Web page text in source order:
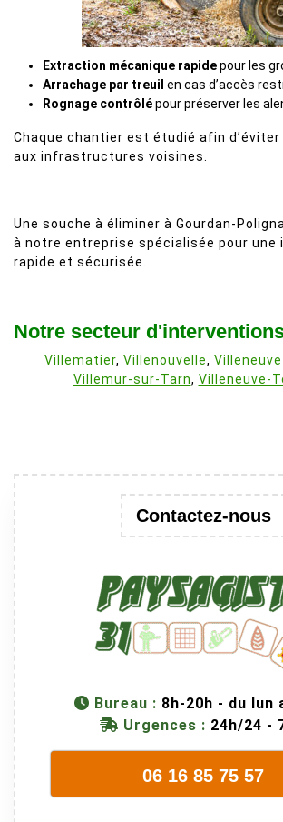
Extraction mécanique rapidepour les
Arrachage par treuil en cas d’accès
Rognage contrôlépour préserver les
Chaque chantier est étudié afin
aux infrastructures voisines.
Une souche à éliminer à Gourdan-
à notre entreprise spécialisée pour une
rapide et sécurisée.
Notre secteur
Villematier, Villenouvelle,
Villemur-sur-Tarn, Villeneuve-
Contactez-nous
Bureau : 8h-20h - du lun
Urgences : 24h/24 -
06 16 85 75 57